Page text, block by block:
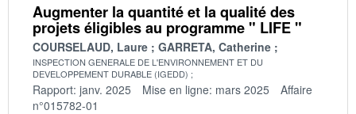
Augmenter la quantité et la qualité des
projets éligibles au programme " LIFE "
COURSELAUD, Laure GARRETA, Catherine
INSPECTION GENERALE DE L'ENVIRONNEMENT ET DU
DEVELOPPEMENT DURABLE (IGEDD)
Rapport: janv. 2025 Mise en ligne: mars 2025
Affaire
n°015782-01